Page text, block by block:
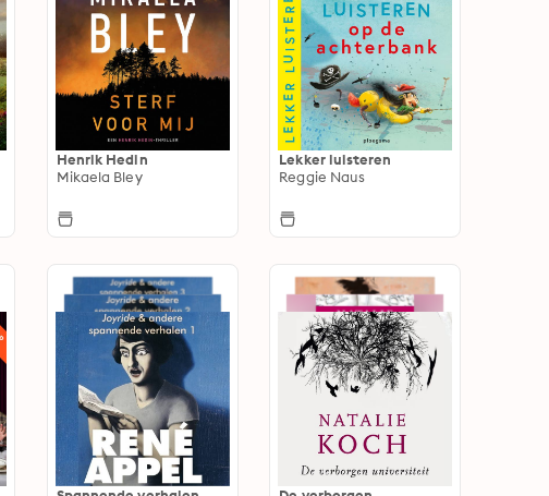
Henrik Hedin
Mikaela Bley
Lekker luisteren
Reggie Naus